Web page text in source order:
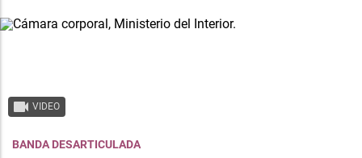
VIDEO
BANDA DESARTICULADA